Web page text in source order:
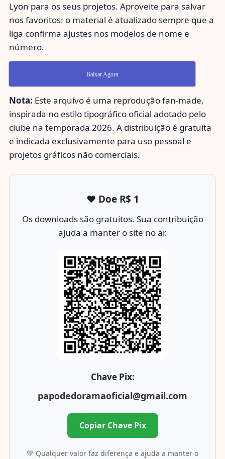
Lyon para os seus projetos. Aproveite para salvar
nos favoritos: o material é atualizado sempre que a
liga confirma ajustes nos modelos de nome e
número.
Baixar Agora
Nota: Este arquivo é uma reprodução fan-made,
inspirada no estilo tipográfico oficial adotado pelo
clube na temporada 2026. A distribuição é gratuita
e indicada exclusivamente para uso pessoal e
projetos gráficos não comerciais.
❤️ Doe R$ 1
Os downloads são gratuitos. Sua contribuição
ajuda a manter o site no ar.
Chave Pix:
papodedoramaoficial@gmail.com
Copiar Chave Pix
💚 Qualquer valor faz diferença e ajuda a manter o